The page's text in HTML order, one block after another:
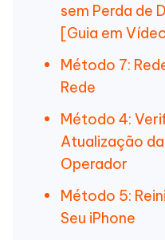
sem Perda de
[Guia em
Método 7:
Rede
Método 4:
Atualização
Operador
Método 5:
Seu iPhone